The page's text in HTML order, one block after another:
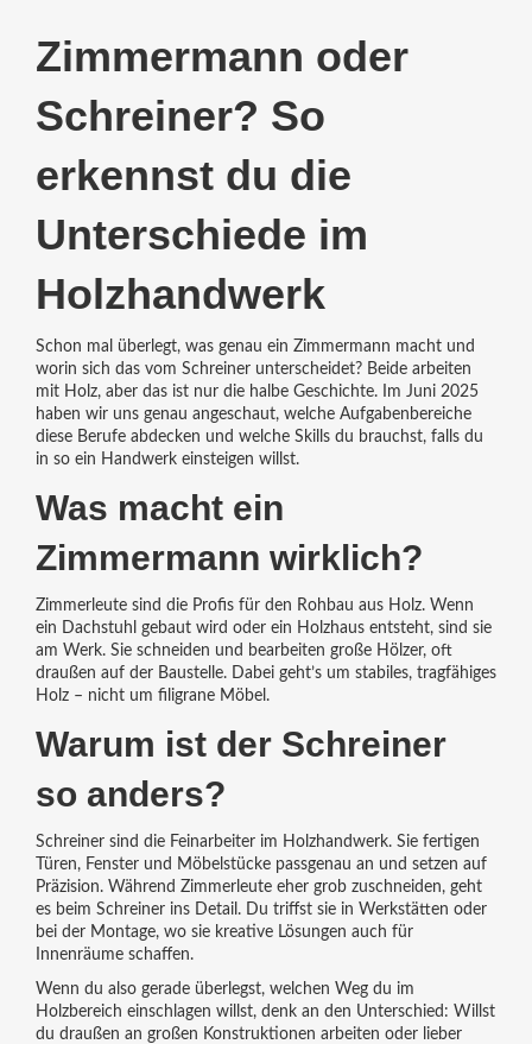
Zimmermann oder
Schreiner? So
erkennst du die
Unterschiede im
Holzhandwerk
Schon mal überlegt, was genau ein Zimmermann macht und
worin sich das vom Schreiner unterscheidet? Beide arbeiten
mit Holz, aber das ist nur die halbe Geschichte. Im Juni 2025
haben wir uns genau angeschaut, welche Aufgabenbereiche
diese Berufe abdecken und welche Skills du brauchst, falls du
in so ein Handwerk einsteigen willst.
Was macht ein
Zimmermann wirklich?
Zimmerleute sind die Profis für den Rohbau aus Holz. Wenn
ein Dachstuhl gebaut wird oder ein Holzhaus entsteht, sind sie
am Werk. Sie schneiden und bearbeiten große Hölzer, oft
draußen auf der Baustelle. Dabei geht’s um stabiles, tragfähiges
Holz – nicht um filigrane Möbel.
Warum ist der Schreiner
so anders?
Schreiner sind die Feinarbeiter im Holzhandwerk. Sie fertigen
Türen, Fenster und Möbelstücke passgenau an und setzen auf
Präzision. Während Zimmerleute eher grob zuschneiden, geht
es beim Schreiner ins Detail. Du triffst sie in Werkstätten oder
bei der Montage, wo sie kreative Lösungen auch für
Innenräume schaffen.
Wenn du also gerade überlegst, welchen Weg du im
Holzbereich einschlagen willst, denk an den Unterschied: Willst
du draußen an großen Konstruktionen arbeiten oder lieber